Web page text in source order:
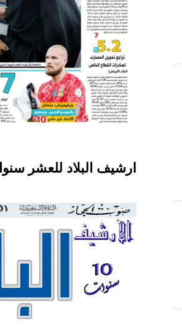
ارشيف البلاد للعشر